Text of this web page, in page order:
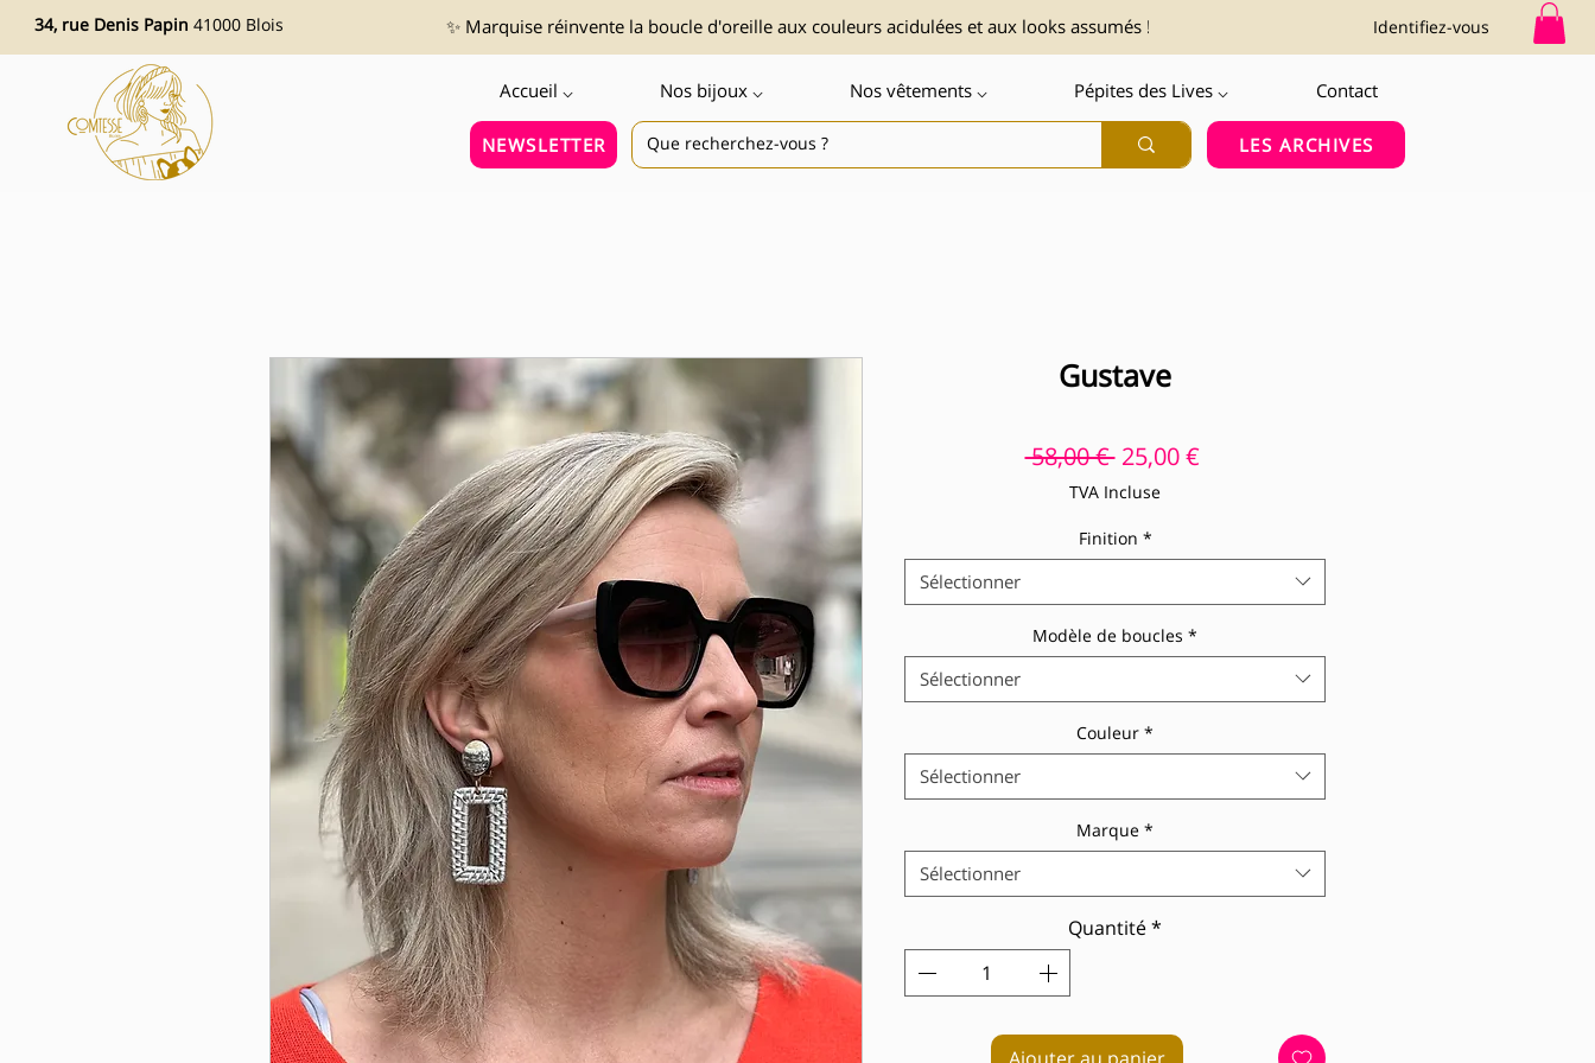
34, rue Denis Papin 41000 Blois ✨ Marquise réinvente la boucle d'oreille aux couleurs acidulées et aux looks assumés ! Identifiez-vous
Accueil ⌵ Nos bijoux ⌵ Nos vêtements ⌵ Pépites des Lives ⌵ Contact
NEWSLETTER LES ARCHIVES
Gustave
58,00 € Prix original
25,00 €Prix promotionnel
TVA Incluse
Finition *
Sélectionner
Modèle de boucles *
Sélectionner
Couleur *
Sélectionner
Marque *
Sélectionner
Quantité*